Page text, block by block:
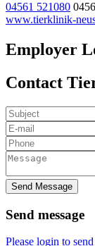
04561 521080
www.tierklinik-
Employer
Contact
Send Message
Send message
Please login to